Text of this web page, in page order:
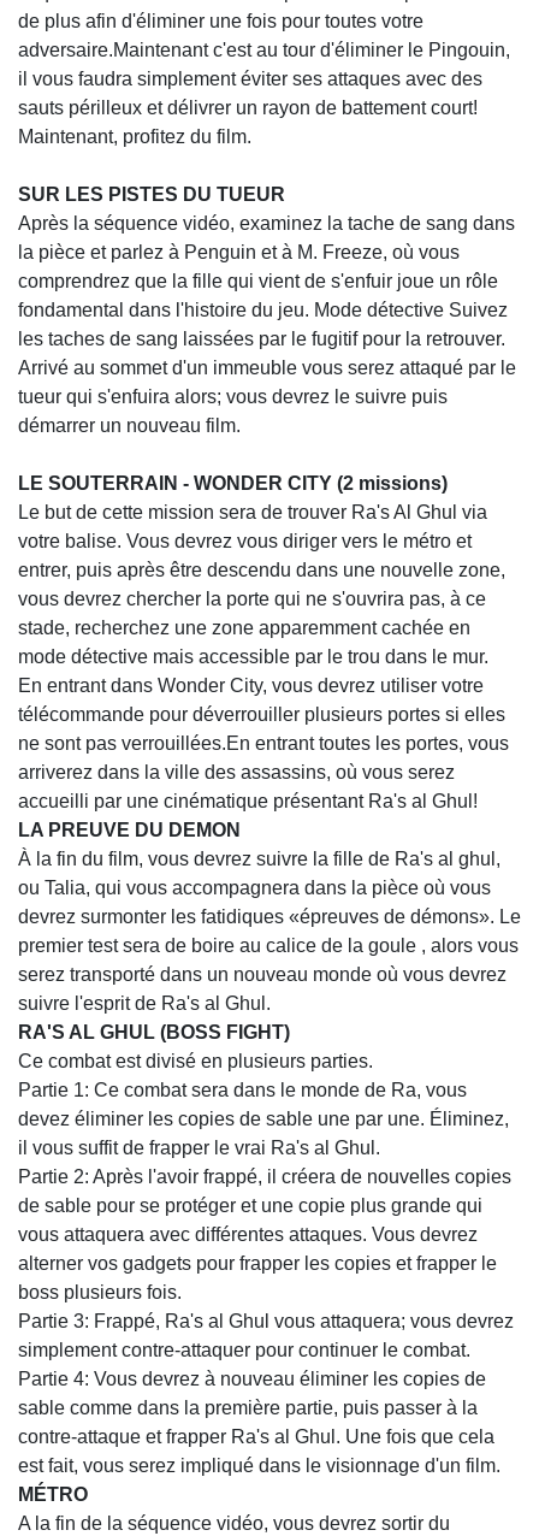
de plus afin d'éliminer une fois pour toutes votre
adversaire.Maintenant c'est au tour d'éliminer le Pingouin,
il vous faudra simplement éviter ses attaques avec des
sauts périlleux et délivrer un rayon de battement court!
Maintenant, profitez du film.
SUR LES PISTES DU TUEUR
Après la séquence vidéo, examinez la tache de sang dans
la pièce et parlez à Penguin et à M. Freeze, où vous
comprendrez que la fille qui vient de s'enfuir joue un rôle
fondamental dans l'histoire du jeu. Mode détective Suivez
les taches de sang laissées par le fugitif pour la retrouver.
Arrivé au sommet d'un immeuble vous serez attaqué par le
tueur qui s'enfuira alors; vous devrez le suivre puis
démarrer un nouveau film.
LE SOUTERRAIN - WONDER CITY (2 missions)
Le but de cette mission sera de trouver Ra's Al Ghul via
votre balise. Vous devrez vous diriger vers le métro et
entrer, puis après être descendu dans une nouvelle zone,
vous devrez chercher la porte qui ne s'ouvrira pas, à ce
stade, recherchez une zone apparemment cachée en
mode détective mais accessible par le trou dans le mur.
En entrant dans Wonder City, vous devrez utiliser votre
télécommande pour déverrouiller plusieurs portes si elles
ne sont pas verrouillées.En entrant toutes les portes, vous
arriverez dans la ville des assassins, où vous serez
accueilli par une cinématique présentant Ra's al Ghul!
LA PREUVE DU DEMON
À la fin du film, vous devrez suivre la fille de Ra's al ghul,
ou Talia, qui vous accompagnera dans la pièce où vous
devrez surmonter les fatidiques «épreuves de démons». Le
premier test sera de boire au calice de la goule , alors vous
serez transporté dans un nouveau monde où vous devrez
suivre l'esprit de Ra's al Ghul.
RA'S AL GHUL (BOSS FIGHT)
Ce combat est divisé en plusieurs parties.
Partie 1: Ce combat sera dans le monde de Ra, vous
devez éliminer les copies de sable une par une. Éliminez,
il vous suffit de frapper le vrai Ra's al Ghul.
Partie 2: Après l'avoir frappé, il créera de nouvelles copies
de sable pour se protéger et une copie plus grande qui
vous attaquera avec différentes attaques. Vous devrez
alterner vos gadgets pour frapper les copies et frapper le
boss plusieurs fois.
Partie 3: Frappé, Ra's al Ghul vous attaquera; vous devrez
simplement contre-attaquer pour continuer le combat.
Partie 4: Vous devrez à nouveau éliminer les copies de
sable comme dans la première partie, puis passer à la
contre-attaque et frapper Ra's al Ghul. Une fois que cela
est fait, vous serez impliqué dans le visionnage d'un film.
MÉTRO
A la fin de la séquence vidéo, vous devrez sortir du